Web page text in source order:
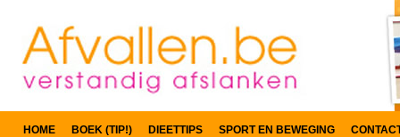
HOME BOEK (TIP!) DIEETTIPS SPORT EN BEWEGING